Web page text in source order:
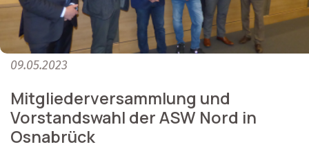
09.05.2023
Mitgliederversammlung und
Vorstandswahl der ASW Nord in
Osnabrück